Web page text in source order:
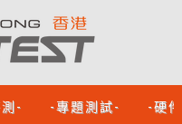
- -專題測試- -硬